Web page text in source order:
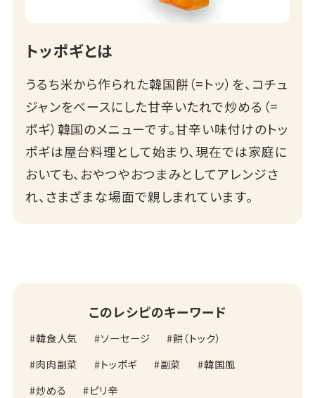
トッポギとは
うるち米から作られた韓国餅（=トッ）を、コチュ
ジャンをベースにした甘辛いたれで炒める（=
ポギ）韓国のメニューです。甘辛い味付けのトッ
ポギは屋台料理として始まり、現在では家庭に
おいても、おやつやおつまみとしてアレンジさ
れ、さまざまな場面で親しまれています。
このレシピのキーワード
韓食人気 ソーセージ
餅（トック）
肉肉副菜
トッポギ 副菜
韓国風
炒める
ピリ辛